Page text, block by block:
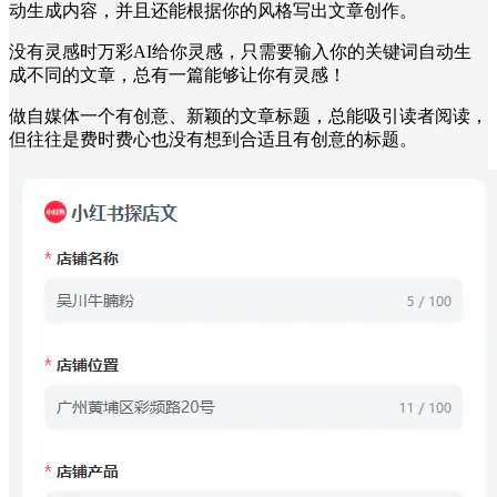
动生成内容，并且还能根据你的风格写出文章创作。
没有灵感时万彩AI给你灵感，只需要输入你的关键词自动生
成不同的文章，总有一篇能够让你有灵感！
做自媒体一个有创意、新颖的文章标题，总能吸引读者阅读，
但往往是费时费心也没有想到合适且有创意的标题。